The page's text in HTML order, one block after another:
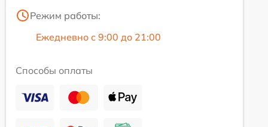
Режим работы:
Ежедневно с 9:00 до 21:00
Способы оплаты